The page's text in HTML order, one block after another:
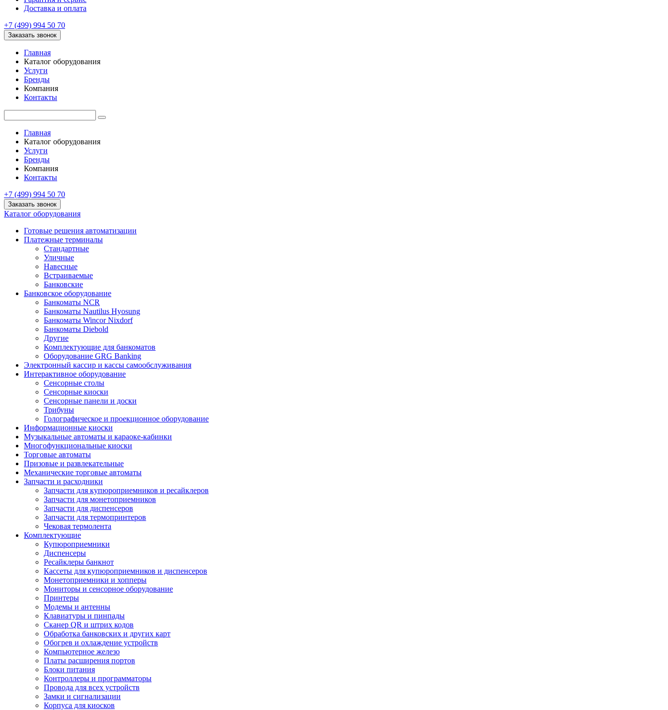
Доставка и оплата
+7 (499) 994 50 70
Заказать звонок
Главная
Каталог оборудования
Услуги
Бренды
Компания
Контакты
Главная
Каталог оборудования
Услуги
Бренды
Компания
Контакты
+7 (499) 994 50 70
Заказать звонок
Каталог оборудования
Готовые решения автоматизации
Платежные терминалы
Стандартные
Уличные
Навесные
Встраиваемые
Банковские
Банковское оборудование
Банкоматы NCR
Банкоматы Nautilus Hyosung
Банкоматы Wincor Nixdorf
Банкоматы Diebold
Другие
Комплектующие для банкоматов
Оборудование GRG Banking
Электронный кассир и кассы самообслуживания
Интерактивное оборудование
Сенсорные столы
Сенсорные киоски
Сенсорные панели и доски
Трибуны
Голографическое и проекционное оборудование
Информационные киоски
Музыкальные автоматы и караоке-кабинки
Многофункциональные киоски
Торговые автоматы
Призовые и развлекательные
Механические торговые автоматы
Запчасти и расходники
Запчасти для купюроприемников и ресайклеров
Запчасти для монетоприемников
Запчасти для диспенсеров
Запчасти для термопринтеров
Чековая термолента
Комплектующие
Купюроприемники
Диспенсеры
Ресайклеры банкнот
Кассеты для купюроприемников и диспенсеров
Монетоприемники и хопперы
Мониторы и сенсорное оборудование
Принтеры
Модемы и антенны
Клавиатуры и пинпады
Сканер QR и штрих кодов
Обработка банковских и других карт
Обогрев и охлаждение устройств
Компьютерное железо
Платы расширения портов
Блоки питания
Контроллеры и программаторы
Провода для всех устройств
Замки и сигнализации
Корпуса для киосков